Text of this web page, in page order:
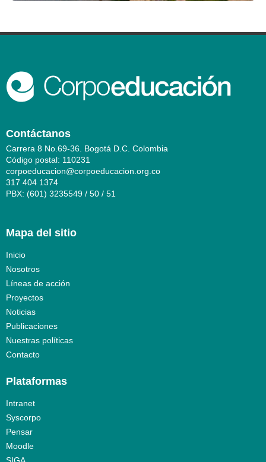
Contáctanos
Carrera 8 No.69-36. Bogotá D.C. Colombia
Código postal: 110231
corpoeducacion@corpoeducacion.org.co
317 404 1374
PBX: (601) 3235549 / 50 / 51
Mapa del sitio
Inicio
Nosotros
Líneas de acción
Proyectos
Noticias
Publicaciones
Nuestras políticas
Contacto
Plataformas
Intranet
Syscorpo
Pensar
Moodle